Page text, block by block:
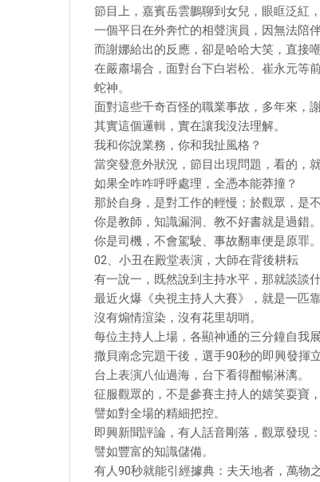
節目上，嘉賓岳雲鵬聊到女兒，眼眶泛紅
一個平日在外奔忙的相聲演員，因無法陪
而謝娜給出的反應，卻是哈哈大笑，直接
在嚴肅場合，面對台下白岩松、崔永元等
蛇神。
面對這些千奇百怪的職業事故，多年來，
其實這個邏輯，實在讓我沒法理解。
我和你說業務，你和我扯風格？
當突發意外狀況，節目出現問題，看的，
如果全咋咋呼呼處理，全憑本能莽撞？
那於自身，是對工作的輕慢；於觀眾，是不
你是教師，知識漏洞、教不好書就是過錯。
你是司機，不會駕駛、事故翻車便是原罪。
02、小丑在殿堂表演，大師在背後耕耘
有一說一，既然說到主持水平，那就談談
最近火爆《央視主持人大賽》，就是一匹
沒有煽情渲染，沒有花里胡哨。
每位主持人上場，各顯神通的三分鐘自我
撒貝南念完題干後，選手90秒的即興發揮立
台上表演八仙過海，台下看得酣暢淋漓。
征服觀眾的，不是參賽主持人的嬉笑耍寶
譬如對全場的精細把控。
即興新聞評論，有人話音剛落，觀眾發現
譬如豐富的知識儲備。
有人90秒就能引經據典：夫天地者，萬物